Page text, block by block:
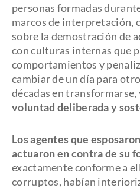
personas formadas
marcos de interpretación,
sobre la demostración de
con culturas internas que
comportamientos y
cambiar de un día para
décadas en transformarse,
voluntad deliberada y
Los agentes que
actuaron en contra de su
exactamente conforme a
corruptos, habían